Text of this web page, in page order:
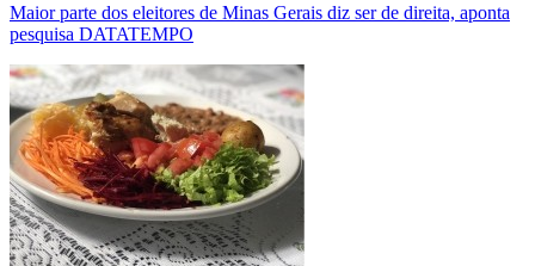
Maior parte dos eleitores de Minas Gerais diz ser de direita, aponta
pesquisa DATATEMPO